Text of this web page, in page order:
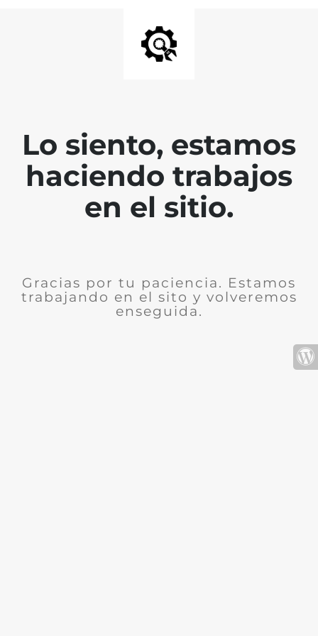
Lo siento, estamos
haciendo trabajos
en el sitio.
Gracias por tu paciencia. Estamos
trabajando en el sito y volveremos
enseguida.